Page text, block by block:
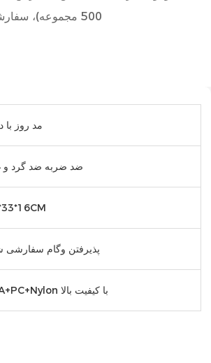
500 مجموعه)، سفارشی سازی گرافیکی (حداقل. سفارش: 500 مجموعه)
مد روز با
ضد ضربه ضد گرد و
پذیرفتن وگام سفارشی
EVA+PC+Nylon با کیفیت بالا